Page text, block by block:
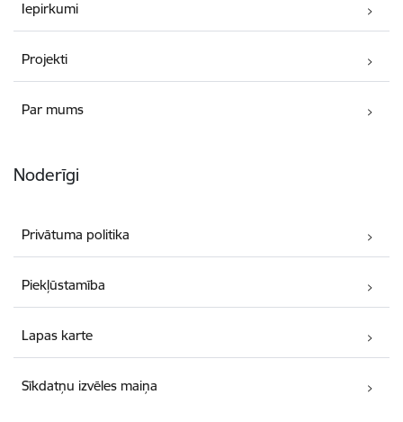
Iepirkumi
Projekti
Par mums
Noderīgi
Privātuma politika
Piekļūstamība
Lapas karte
Sīkdatņu izvēles maiņa